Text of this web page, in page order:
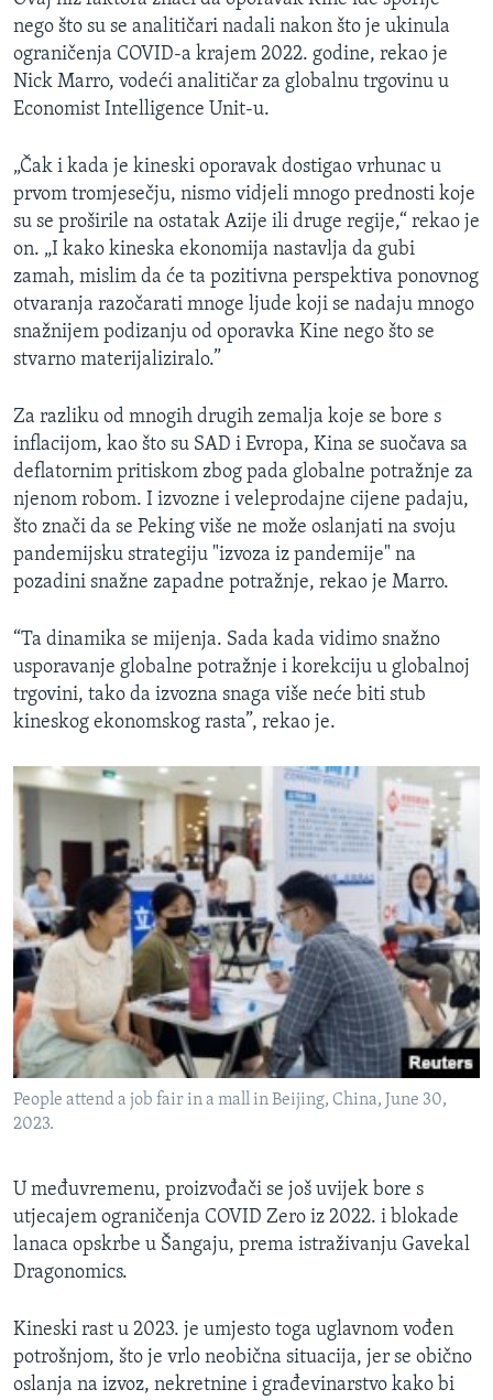
nego što su se analitičari nadali nakon što je ukinula
ograničenja COVID-a krajem 2022. godine, rekao je
Nick Marro, vodeći analitičar za globalnu trgovinu u
Economist Intelligence Unit-u.
„Čak i kada je kineski oporavak dostigao vrhunac u
prvom tromjesečju, nismo vidjeli mnogo prednosti koje
su se proširile na ostatak Azije ili druge regije,“ rekao je
on. „I kako kineska ekonomija nastavlja da gubi
zamah, mislim da će ta pozitivna perspektiva ponovnog
otvaranja razočarati mnoge ljude koji se nadaju mnogo
snažnijem podizanju od oporavka Kine nego što se
stvarno materijaliziralo.”
Za razliku od mnogih drugih zemalja koje se bore s
inflacijom, kao što su SAD i Evropa, Kina se suočava sa
deflatornim pritiskom zbog pada globalne potražnje za
njenom robom. I izvozne i veleprodajne cijene padaju,
što znači da se Peking više ne može oslanjati na svoju
pandemijsku strategiju "izvoza iz pandemije" na
pozadini snažne zapadne potražnje, rekao je Marro.
“Ta dinamika se mijenja. Sada kada vidimo snažno
usporavanje globalne potražnje i korekciju u globalnoj
trgovini, tako da izvozna snaga više neće biti stub
kineskog ekonomskog rasta”, rekao je.
People attend a job fair in a mall in Beijing, China, June 30,
2023.
U međuvremenu, proizvođači se još uvijek bore s
utjecajem ograničenja COVID Zero iz 2022. i blokade
lanaca opskrbe u Šangaju, prema istraživanju Gavekal
Dragonomics.
Kineski rast u 2023. je umjesto toga uglavnom vođen
potrošnjom, što je vrlo neobična situacija, jer se obično
oslanja na izvoz, nekretnine i građevinarstvo kako bi